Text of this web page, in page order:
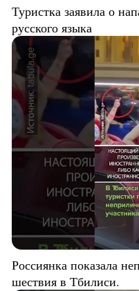
Туристка заявила о
русского языка
Россиянка показала
шествия в Тбилиси.